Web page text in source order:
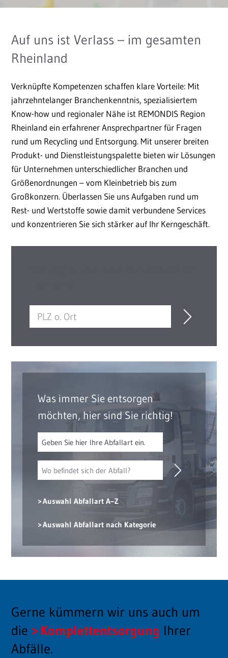
Auf uns ist Verlass – im gesamten
Rheinland
Verknüpfte Kompetenzen schaffen klare Vorteile: Mit
jahrzehntelanger Branchenkenntnis, spezialisiertem
Know-how und regionaler Nähe ist REMONDIS Region
Rheinland ein erfahrener Ansprechpartner für Fragen
rund um Recycling und Entsorgung. Mit unserer breiten
Produkt- und Dienstleistungspalette bieten wir Lösungen
für Unternehmen unterschiedlicher Branchen und
Größenordnungen – vom Kleinbetrieb bis zum
Großkonzern. Überlassen Sie uns Aufgaben rund um
Rest- und Wertstoffe sowie damit verbundene Services
und konzentrieren Sie sich stärker auf Ihr Kerngeschäft.
Was immer Sie entsorgen
möchten, hier sind Sie richtig!
Auswahl Abfallart A–Z
Auswahl Abfallart nach Kategorie
Gerne kümmern wir uns auch um
die
Komplettentsorgung Ihrer
Abfälle.